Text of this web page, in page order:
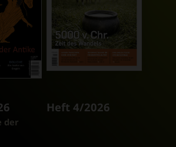
der
Heft 4/2026